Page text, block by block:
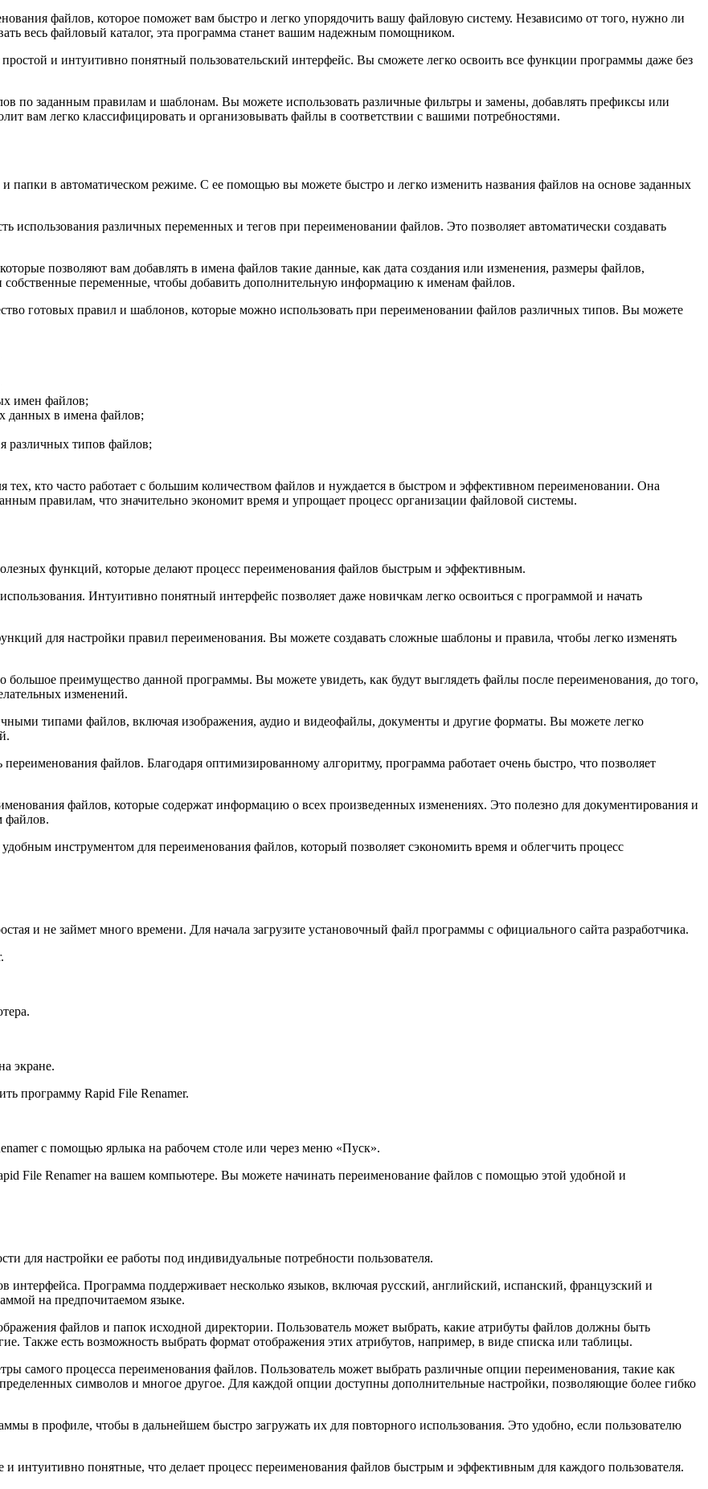
файлов, которое поможет вам быстро и легко упорядочить вашу файловую систему. Независимо от того, нужно ли
весь файловый каталог, эта программа станет вашим надежным помощником.
простой и интуитивно понятный пользовательский интерфейс. Вы сможете легко освоить все функции программы даже без
по заданным правилам и шаблонам. Вы можете использовать различные фильтры и замены, добавлять префиксы или
вам легко классифицировать и организовывать файлы в соответствии с вашими потребностями.
папки в автоматическом режиме. С ее помощью вы можете быстро и легко изменить названия файлов на основе заданных
использования различных переменных и тегов при переименовании файлов. Это позволяет автоматически создавать
позволяют вам добавлять в имена файлов такие данные, как дата создания или изменения, размеры файлов,
собственные переменные, чтобы добавить дополнительную информацию к именам файлов.
готовых правил и шаблонов, которые можно использовать при переименовании файлов различных типов. Вы можете
имен файлов;
данных в имена файлов;
различных типов файлов;
кто часто работает с большим количеством файлов и нуждается в быстром и эффективном переименовании. Она
правилам, что значительно экономит время и упрощает процесс организации файловой системы.
функций, которые делают процесс переименования файлов быстрым и эффективным.
Интуитивно понятный интерфейс позволяет даже новичкам легко освоиться с программой и начать
для настройки правил переименования. Вы можете создавать сложные шаблоны и правила, чтобы легко изменять
преимущество данной программы. Вы можете увидеть, как будут выглядеть файлы после переименования, до того,
изменений.
типами файлов, включая изображения, аудио и видеофайлы, документы и другие форматы. Вы можете легко
файлов. Благодаря оптимизированному алгоритму, программа работает очень быстро, что позволяет
файлов, которые содержат информацию о всех произведенных изменениях. Это полезно для документирования и
файлов.
инструментом для переименования файлов, который позволяет сэкономить время и облегчить процесс
и не займет много времени. Для начала загрузите установочный файл программы с официального сайта разработчика.
экране.
программу Rapid File Renamer.
с помощью ярлыка на рабочем столе или через меню «Пуск».
File Renamer на вашем компьютере. Вы можете начинать переименование файлов с помощью этой удобной и
для настройки ее работы под индивидуальные потребности пользователя.
интерфейса. Программа поддерживает несколько языков, включая русский, английский, испанский, французский и
на предпочитаемом языке.
файлов и папок исходной директории. Пользователь может выбрать, какие атрибуты файлов должны быть
Также есть возможность выбрать формат отображения этих атрибутов, например, в виде списка или таблицы.
самого процесса переименования файлов. Пользователь может выбрать различные опции переименования, такие как
символов и многое другое. Для каждой опции доступны дополнительные настройки, позволяющие более гибко
в профиле, чтобы в дальнейшем быстро загружать их для повторного использования. Это удобно, если пользователю
интуитивно понятные, что делает процесс переименования файлов быстрым и эффективным для каждого пользователя.